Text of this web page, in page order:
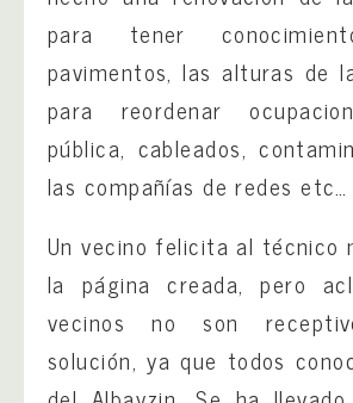
para tener
pavimentos, las alturas de
para reordenar
pública, cableados,
las compañías de redes etc…
Un vecino felicita al técnico
la página creada, pero
vecinos no son
solución, ya que todos